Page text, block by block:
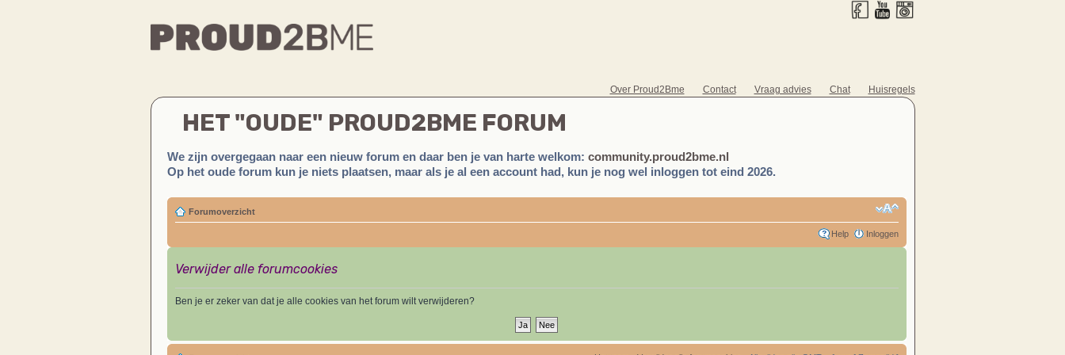
Over Proud2Bme Contact Vraag advies Chat Huisregels
HET "OUDE" PROUD2BME FORUM
We zijn overgegaan naar een nieuw forum en daar ben je van harte welkom: community.proud2bme.nl
Op het oude forum kun je niets plaatsen, maar als je al een account had, kun je nog wel inloggen tot eind 2026.
Forumoverzicht
Help Inloggen
Verwijder alle forumcookies
Ben je er zeker van dat je alle cookies van het forum wilt verwijderen?